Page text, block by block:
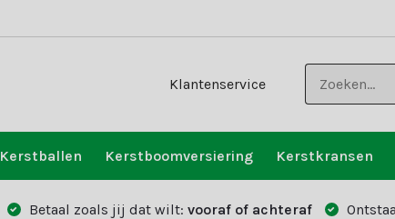
Klantenservice
Kerstballen Kerstboomversiering Kerstkransen
Betaal zoals jij dat wilt: vooraf of achteraf